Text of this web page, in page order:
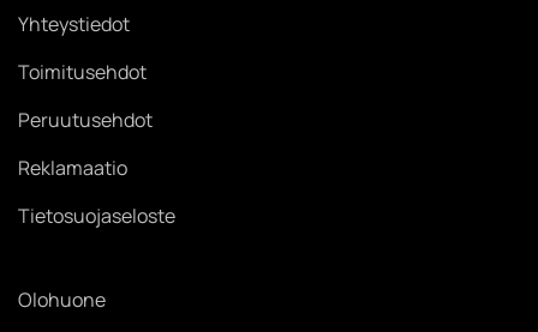
Yhteystiedot
Toimitusehdot
Peruutusehdot
Reklamaatio
Tietosuojaseloste
Olohuone